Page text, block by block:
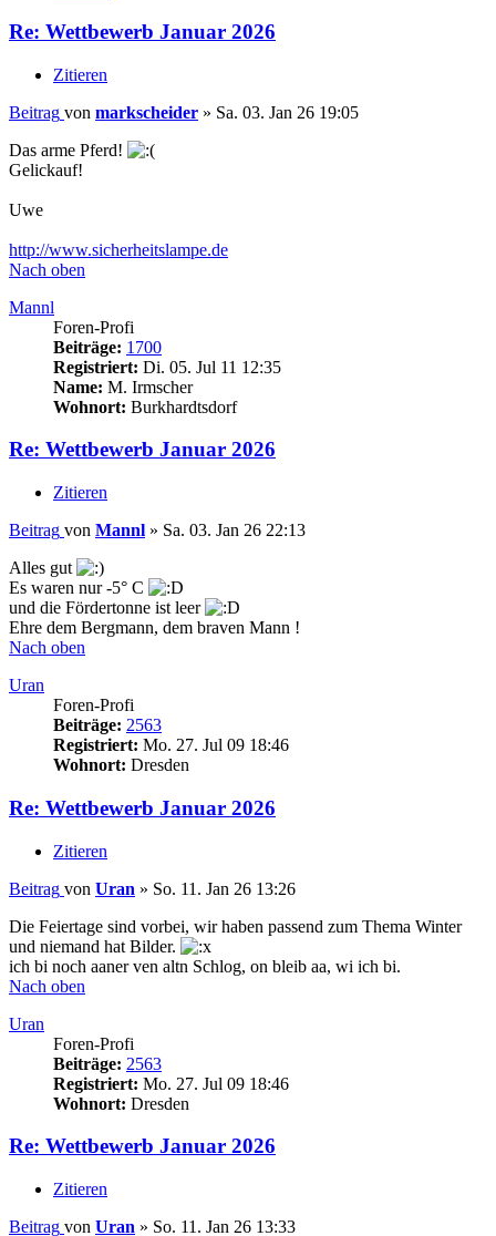
Re: Wettbewerb Januar 2026
Zitieren
Beitrag von markscheider » Sa. 03. Jan 26 19:05
Das arme Pferd!
Gelickauf!
Uwe
http://www.sicherheitslampe.de
Nach oben
Mannl
Foren-Profi
Beiträge: 1700
Registriert: Di. 05. Jul 11 12:35
Name: M. Irmscher
Wohnort: Burkhardtsdorf
Re: Wettbewerb Januar 2026
Zitieren
Beitrag von Mannl » Sa. 03. Jan 26 22:13
Alles gut
Es waren nur -5° C
und die Fördertonne ist leer
Ehre dem Bergmann, dem braven Mann !
Nach oben
Uran
Foren-Profi
Beiträge: 2563
Registriert: Mo. 27. Jul 09 18:46
Wohnort: Dresden
Re: Wettbewerb Januar 2026
Zitieren
Beitrag von Uran » So. 11. Jan 26 13:26
Die Feiertage sind vorbei, wir haben passend zum Thema Winter
und niemand hat Bilder.
ich bi noch aaner ven altn Schlog, on bleib aa, wi ich bi.
Nach oben
Uran
Foren-Profi
Beiträge: 2563
Registriert: Mo. 27. Jul 09 18:46
Wohnort: Dresden
Re: Wettbewerb Januar 2026
Zitieren
Beitrag von Uran » So. 11. Jan 26 13:33